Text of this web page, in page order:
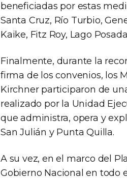
beneficiadas por estas
Santa Cruz, Río Turbio,
Kaike, Fitz Roy, Lago
Finalmente, durante la
firma de los convenios, los
Kirchner participaron de
realizado por la Unidad
que administra, opera y
San Julián y Punta Quilla.
A su vez, en el marco del
Gobierno Nacional en todo